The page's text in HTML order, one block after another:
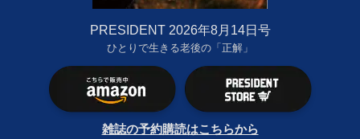
PRESIDENT 2026年8月14日号
ひとりで生きる老後の「正解」
雑誌の予約購読はこちらから